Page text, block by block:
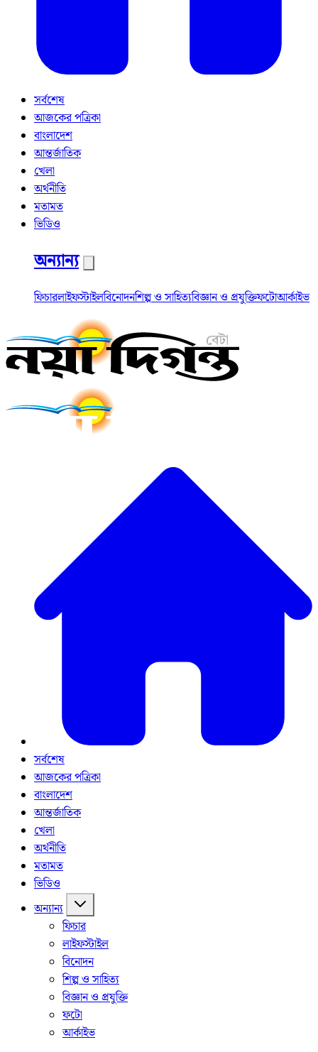
সর্বশেষ
আজকের পত্রিকা
বাংলাদেশ
আন্তর্জাতিক
খেলা
অর্থনীতি
মতামত
ভিডিও
অন্যান্য
ফিচারলাইফস্টাইলবিনোদনশিল্প ও সাহিত্যবিজ্ঞান ও প্রযুক্তিফটোআর্কাইভ
সর্বশেষ
আজকের পত্রিকা
বাংলাদেশ
আন্তর্জাতিক
খেলা
অর্থনীতি
মতামত
ভিডিও
অন্যান্য
ফিচার
লাইফস্টাইল
বিনোদন
শিল্প ও সাহিত্য
বিজ্ঞান ও প্রযুক্তি
ফটো
আর্কাইভ